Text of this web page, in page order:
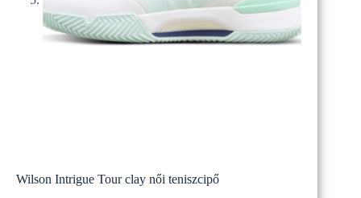
Wilson Intrigue Tour clay női teniszcipő